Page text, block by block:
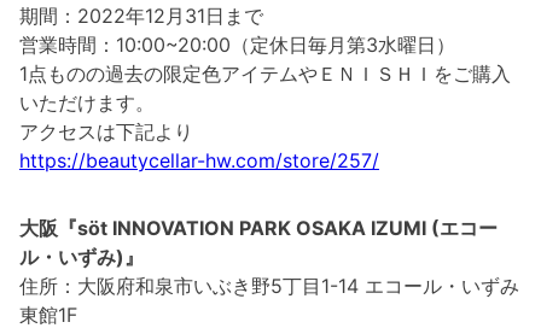
期間：2022年12月31日まで
営業時間：10:00~20:00（定休日毎月第3水曜日）
1点ものの過去の限定色アイテムやＥＮＩＳＨＩをご購入
いただけます。
アクセスは下記より
https://beautycellar-hw.com/store/257/
大阪『söt INNOVATION PARK OSAKA IZUMI (エコー
ル・いずみ)』
住所：大阪府和泉市いぶき野5丁目1-14 エコール・いずみ
東館1F